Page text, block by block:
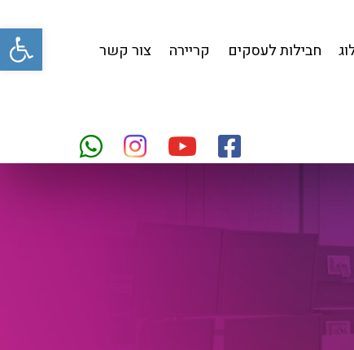
פתח חבילות לעסקים קריירה צור קשר